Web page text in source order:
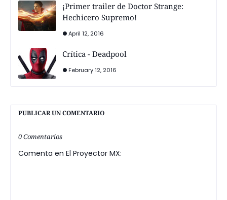
¡Primer trailer de Doctor Strange:
Hechicero Supremo!
April 12, 2016
Crítica - Deadpool
February 12, 2016
PUBLICAR UN COMENTARIO
0 Comentarios
Comenta en El Proyector MX: